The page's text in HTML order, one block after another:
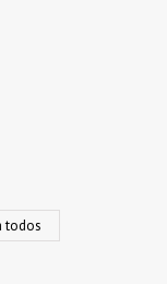
todos